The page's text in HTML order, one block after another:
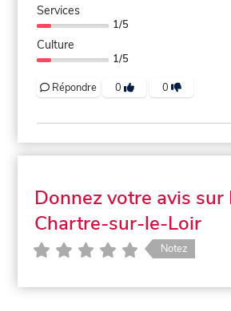
Services
1/5
Culture
1/5
Répondre 0 0
Donnez votre avis sur
Chartre-sur-le-Loir
Notez